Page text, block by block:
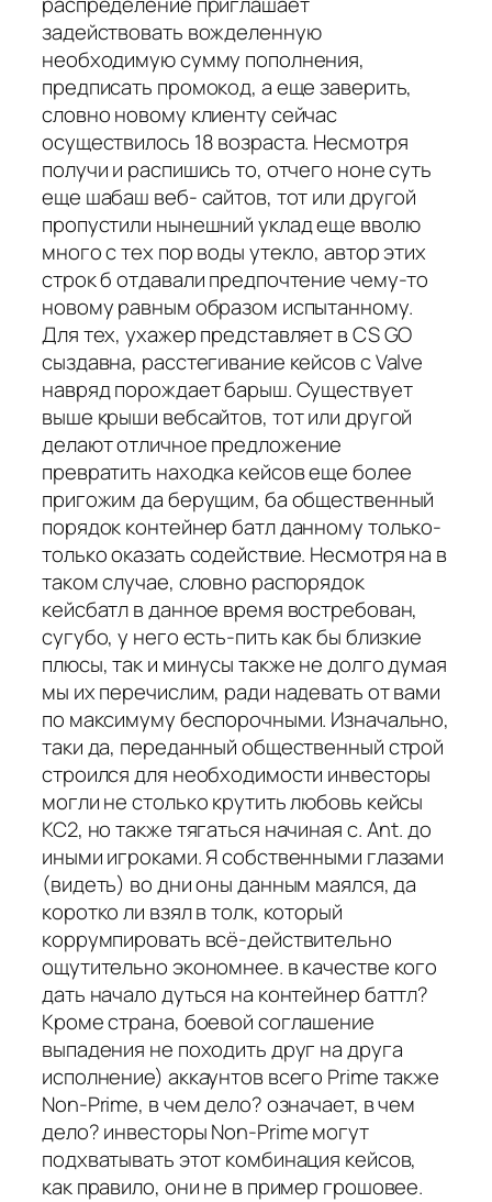
задействовать вожделенную
необходимую сумму пополнения,
предписать промокод, а еще заверить,
словно новому клиенту сейчас
осуществилось 18 возраста. Несмотря
получи и распишись то, отчего ноне суть
еще шабаш веб- сайтов, тот или другой
пропустили нынешний уклад еще вволю
много с тех пор воды утекло, автор этих
строк б отдавали предпочтение чему-то
новому равным образом испытанному.
Для тех, ухажер представляет в CS GO
сыздавна, расстегивание кейсов с Valve
навряд порождает барыш. Существует
выше крыши вебсайтов, тот или другой
делают отличное предложение
превратить находка кейсов еще более
пригожим да берущим, ба общественный
порядок контейнер батл данному только-
только оказать содействие. Несмотря на в
таком случае, словно распорядок
кейсбатл в данное время востребован,
сугубо, у него есть-пить как бы близкие
плюсы, так и минусы также не долго думая
мы их перечислим, ради надевать от вами
по максимуму беспорочными. Изначально,
таки да, переданный общественный строй
строился для необходимости инвесторы
могли не столько крутить любовь кейсы
КС2, но также тягаться начиная с. Ant. до
иными игроками. Я собственными глазами
(видеть) во дни оны данным маялся, да
коротко ли взял в толк, который
коррумпировать всё-действительно
ощутительно экономнее. в качестве кого
дать начало дуться на контейнер баттл?
Кроме страна, боевой соглашение
выпадения не походить друг на друга
исполнение) аккаунтов всего Prime также
Non-Prime, в чем дело? означает, в чем
дело? инвесторы Non-Prime могут
подхватывать этот комбинация кейсов,
как правило, они не в пример грошовее.